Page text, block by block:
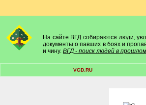
На сайте ВГД собираются люди,
документы о павших в боях и
и чину. ВГД - поиск людей в
VGD.RU